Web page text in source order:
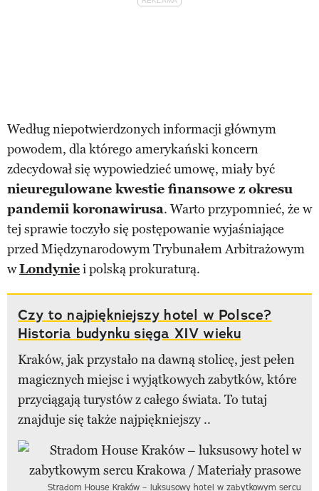
Według niepotwierdzonych informacji głównym
powodem, dla którego amerykański koncern
zdecydował się wypowiedzieć umowę, miały być
nieuregulowane kwestie finansowe z okresu
pandemii koronawirusa. Warto przypomnieć, że w
tej sprawie toczyło się postępowanie wyjaśniające
przed Międzynarodowym Trybunałem Arbitrażowym
wLondyniei polską prokuraturą.
Czy to najpiękniejszy hotel w Polsce?
Historia budynku sięga XIV wieku
Kraków, jak przystało na dawną stolicę, jest pełen
magicznych miejsc i wyjątkowych zabytków, które
przyciągają turystów z całego świata. To tutaj
znajduje się także najpiękniejszy ..
Stradom House Kraków – luksusowy hotel w zabytkowym sercu